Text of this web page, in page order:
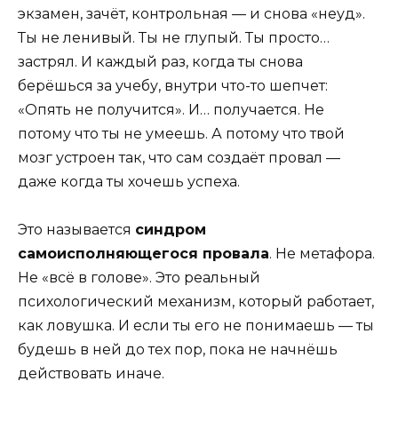
экзамен, зачёт, контрольная — и снова «неуд».
Ты не ленивый. Ты не глупый. Ты просто…
застрял. И каждый раз, когда ты снова
берёшься за учебу, внутри что-то шепчет:
«Опять не получится». И… получается. Не
потому что ты не умеешь. А потому что твой
мозг устроен так, что сам создаёт провал —
даже когда ты хочешь успеха.
Это называется синдром
самоисполняющегося провала. Не метафора.
Не «всё в голове». Это реальный
психологический механизм, который работает,
как ловушка. И если ты его не понимаешь — ты
будешь в ней до тех пор, пока не начнёшь
действовать иначе.